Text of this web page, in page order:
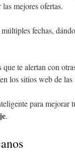
mejores ofertas.
fechas,
te alertan con
los sitios web de las
para
.